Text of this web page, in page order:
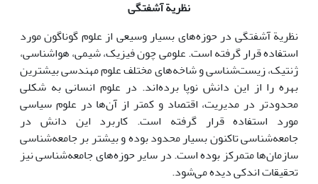
نظریة آشفتگی
نظریة آشفتگی در حوزه‌های بسیار وسیعی از علوم گوناگون مورد
استفاده قرار گرفته است. علومی چون فیزیک، شیمی، هواشناسی،
ژنتیک، زیست‌شناسی و شاخه‌های مختلف علوم مهندسی بیشترین
بهره را از این دانش نوپا برده‌اند. در علوم انسانی به شکلی
محدودتر در مدیریت، اقتصاد و کمتر از آن‌ها در علوم سیاسی
مورد استفاده قرار گرفته است. کاربرد این دانش در
جامعه‌شناسی تاکنون بسیار محدود بوده و بیشتر بر جامعه‌شناسی
سازمان‌ها متمرکز بوده است. در سایر حوزه‌های جامعه‌شناسی نیز
تحقیقات اندکی دیده می‌شود.